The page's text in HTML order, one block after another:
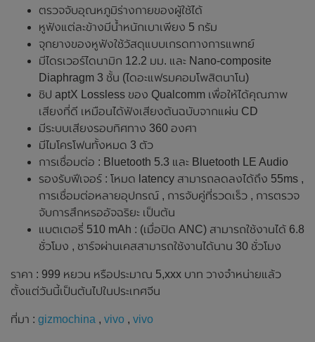
ตรวจจับอุณหภูมิร่างกายของผู้ใช้ได้
หูฟังแต่ละข้างมีน้ำหนักเบาเพียง 5 กรัม
จุกยางของหูฟังใช้วัสดุแบบเกรดทางการแพทย์
มีไดรเวอร์ไดนามิก 12.2 มม. และ Nano-composite
Diaphragm 3 ชั้น (ไดอะแฟรมคอมโพสิตนาโน)
ชิป aptX Lossless ของ Qualcomm เพื่อให้ได้คุณภาพ
เสียงที่ดี เหมือนได้ฟังเสียงต้นฉบับจากแผ่น CD
มีระบบเสียงรอบทิศทาง 360 องศา
มีไมโครโฟนทั้งหมด 3 ตัว
การเชื่อมต่อ : Bluetooth 5.3 และ Bluetooth LE Audio
รองรับฟีเจอร์ : โหมด latency สามารถลดลงได้ถึง 55ms ,
การเชื่อมต่อหลายอุปกรณ์ , การจับคู่ที่รวดเร็ว , การตรวจ
จับการสึกหรออัจฉริยะ เป็นต้น
แบตเตอรี่ 510 mAh : (เมื่อปิด ANC) สามารถใช้งานได้ 6.8
ชั่วโมง , ชาร์จผ่านเคสสามารถใช้งานได้นาน 30 ชั่วโมง
ราคา : 999 หยวน หรือประมาณ 5,xxx บาท วางจำหน่ายแล้ว
ตั้งแต่วันนี้เป็นต้นไปในประเทศจีน
ที่มา : gizmochina , vivo , vivo